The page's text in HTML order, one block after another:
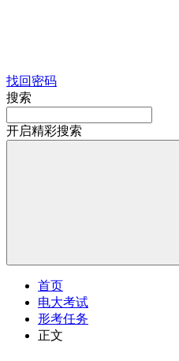
找回密码
搜索
开启精彩搜索
首页
电大考试
形考任务
正文